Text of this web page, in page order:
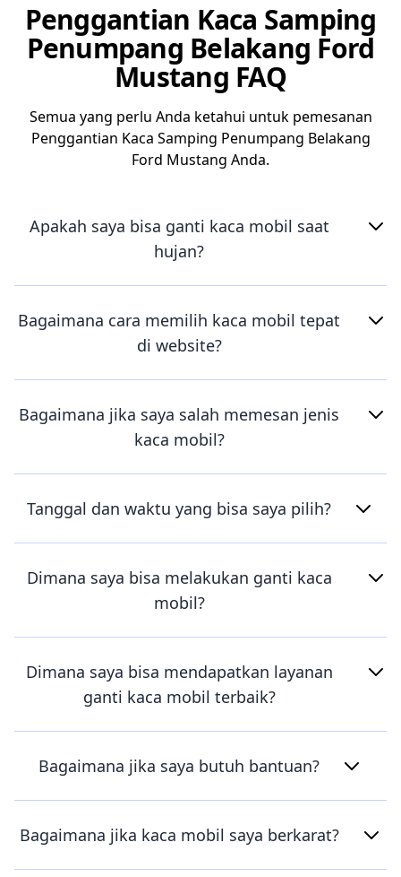
Penggantian Kaca Samping
Penumpang Belakang Ford
Mustang FAQ
Semua yang perlu Anda ketahui untuk pemesanan
Penggantian Kaca Samping Penumpang Belakang
Ford Mustang Anda.
Apakah saya bisa ganti kaca mobil saat
hujan?
Bagaimana cara memilih kaca mobil tepat
di website?
Bagaimana jika saya salah memesan jenis
kaca mobil?
Tanggal dan waktu yang bisa saya pilih?
Dimana saya bisa melakukan ganti kaca
mobil?
Dimana saya bisa mendapatkan layanan
ganti kaca mobil terbaik?
Bagaimana jika saya butuh bantuan?
Bagaimana jika kaca mobil saya berkarat?